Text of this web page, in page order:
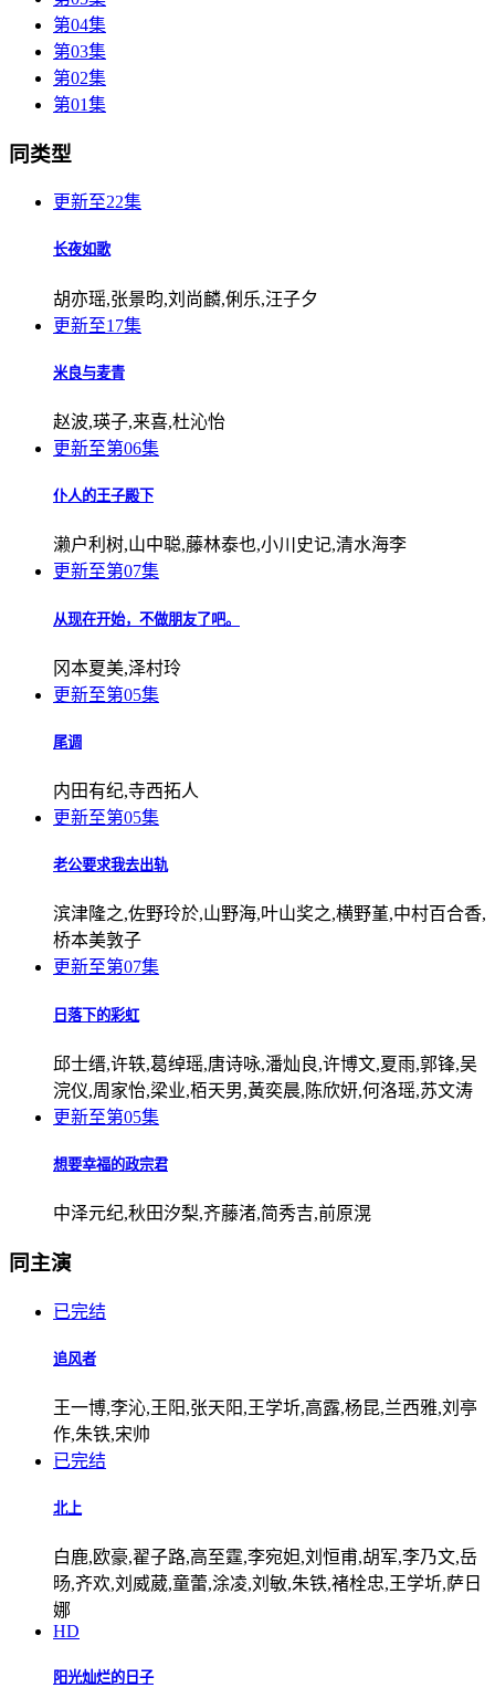
第04集
第03集
第02集
第01集
同类型
更新至22集
长夜如歌
胡亦瑶,张景昀,刘尚麟,俐乐,汪子夕
更新至17集
米良与麦青
赵波,瑛子,来喜,杜沁怡
更新至第06集
仆人的王子殿下
濑户利树,山中聪,藤林泰也,小川史记,清水海李
更新至第07集
从现在开始，不做朋友了吧。
冈本夏美,泽村玲
更新至第05集
尾调
内田有纪,寺西拓人
更新至第05集
老公要求我去出轨
滨津隆之,佐野玲於,山野海,叶山奖之,横野堇,中村百合香,
桥本美敦子
更新至第07集
日落下的彩虹
邱士缙,许轶,葛绰瑶,唐诗咏,潘灿良,许博文,夏雨,郭锋,吴
浣仪,周家怡,梁业,栢天男,黃奕晨,陈欣妍,何洛瑶,苏文涛
更新至第05集
想要幸福的政宗君
中泽元纪,秋田汐梨,齐藤渚,简秀吉,前原滉
同主演
已完结
追风者
王一博,李沁,王阳,张天阳,王学圻,高露,杨昆,兰西雅,刘亭
作,朱铁,宋帅
已完结
北上
白鹿,欧豪,翟子路,高至霆,李宛妲,刘恒甫,胡军,李乃文,岳
旸,齐欢,刘威葳,童蕾,涂凌,刘敏,朱铁,褚栓忠,王学圻,萨日
娜
HD
阳光灿烂的日子